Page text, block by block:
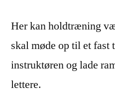
Her kan holdtræning
skal møde op til et fast
instruktøren og lade
lettere.